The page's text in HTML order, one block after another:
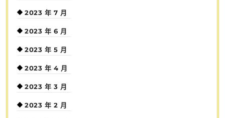
2023 年 7 月
2023 年 6 月
2023 年 5 月
2023 年 4 月
2023 年 3 月
2023 年 2 月